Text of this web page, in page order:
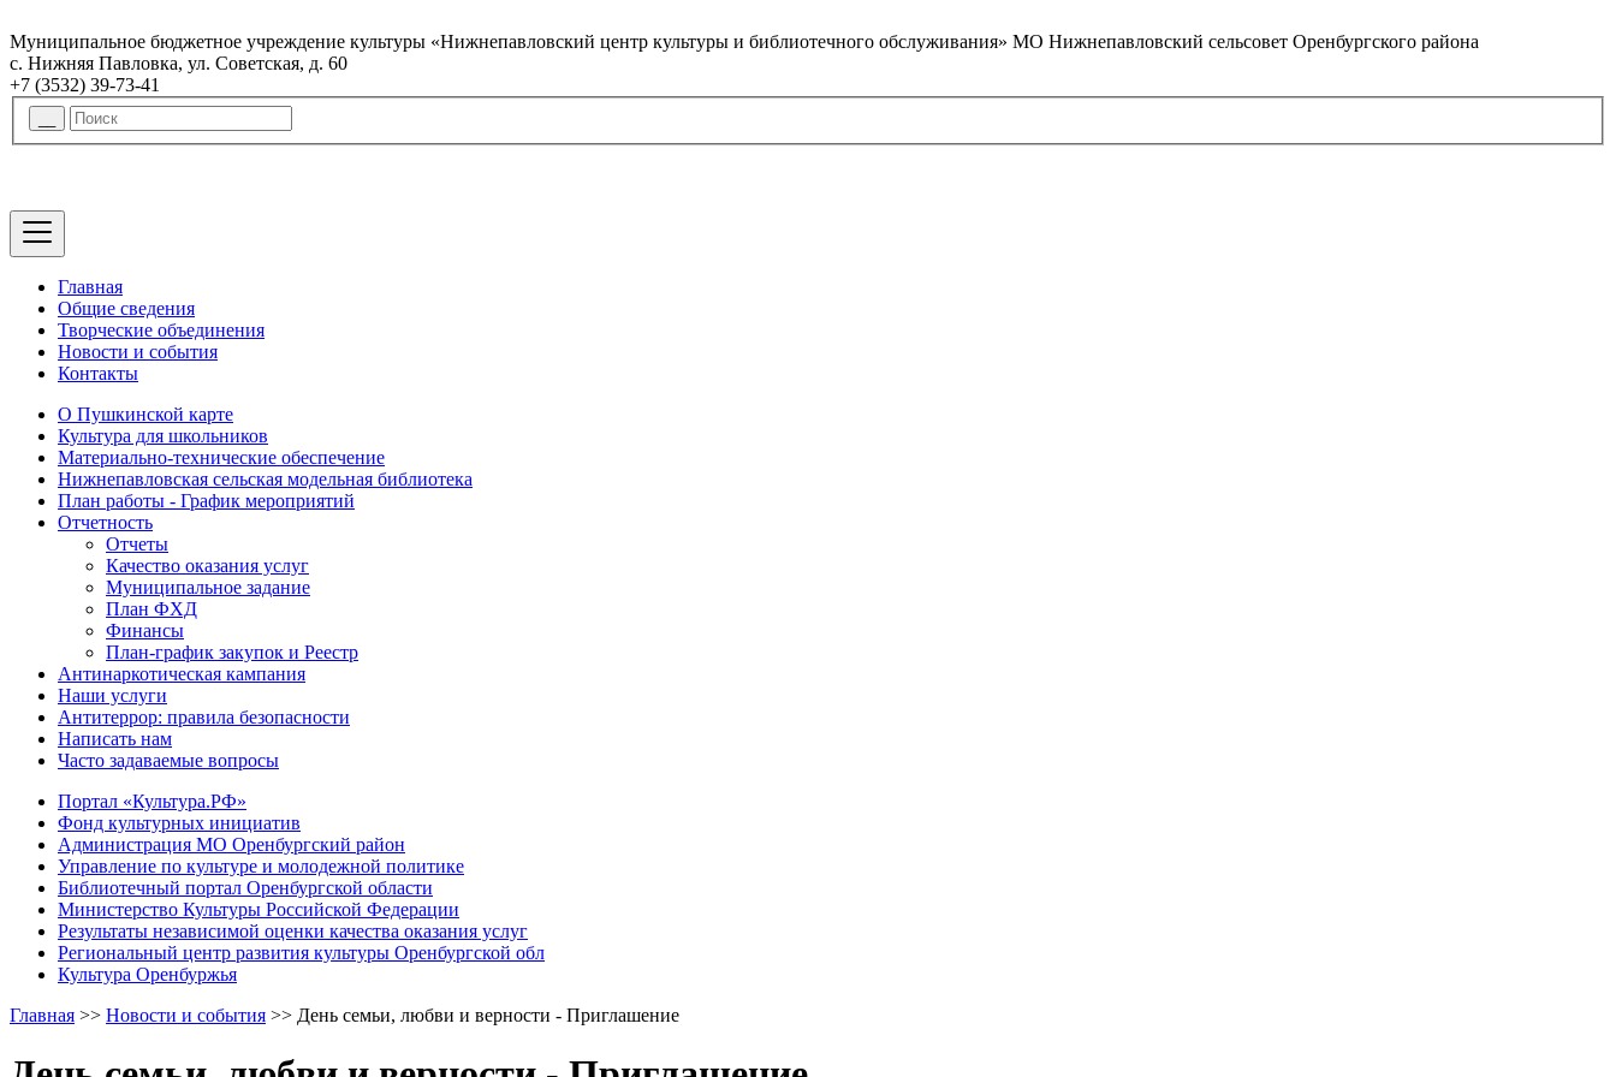
Муниципальное бюджетное учреждение культуры «Нижнепавловский центр культуры и библиотечного обслуживания» МО Нижнепавловский сельсовет Оренбургского района
с. Нижняя Павловка, ул. Советская, д. 60
+7 (3532) 39-73-41
Главная
Общие сведения
Творческие объединения
Новости и события
Контакты
О Пушкинской карте
Культура для школьников
Материально-технические обеспечение
Нижнепавловская сельская модельная библиотека
План работы - График мероприятий
Отчетность
Отчеты
Качество оказания услуг
Муниципальное задание
План ФХД
Финансы
План-график закупок и Реестр
Антинаркотическая кампания
Наши услуги
Антитеррор: правила безопасности
Написать нам
Часто задаваемые вопросы
Портал «Культура.РФ»
Фонд культурных инициатив
Администрация МО Оренбургский район
Управление по культуре и молодежной политике
Библиотечный портал Оренбургской области
Министерство Культуры Российской Федерации
Результаты независимой оценки качества оказания услуг
Региональный центр развития культуры Оренбургской обл
Культура Оренбуржья
Главная >> Новости и события >> День семьи, любви и верности - Приглашение